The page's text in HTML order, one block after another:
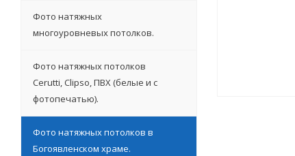
Фото натяжных
многоуровневых потолков.
Фото натяжных потолков
Cerutti, Clipso, ПВХ (белые и с
фотопечатью).
Фото натяжных потолков в
Богоявленском храме.